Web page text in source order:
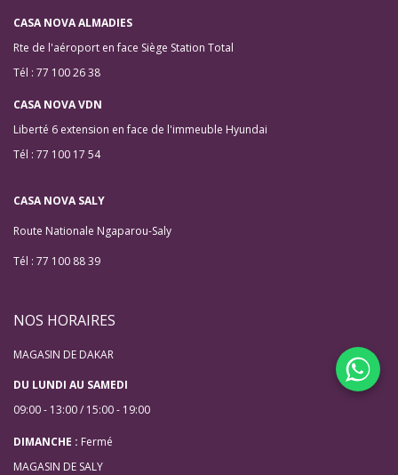
CASA NOVA ALMADIES
Rte de l'aéroport en face Siège Station Total
Tél : 77 100 26 38
CASA NOVA VDN
Liberté 6 extension en face de l'immeuble Hyundai
Tél : 77 100 17 54
CASA NOVA SALY
Route Nationale Ngaparou-Saly
Tél : 77 100 88 39
NOS HORAIRES
MAGASIN DE DAKAR
DU LUNDI AU SAMEDI
09:00 - 13:00 / 15:00 - 19:00
DIMANCHE : Fermé
MAGASIN DE SALY